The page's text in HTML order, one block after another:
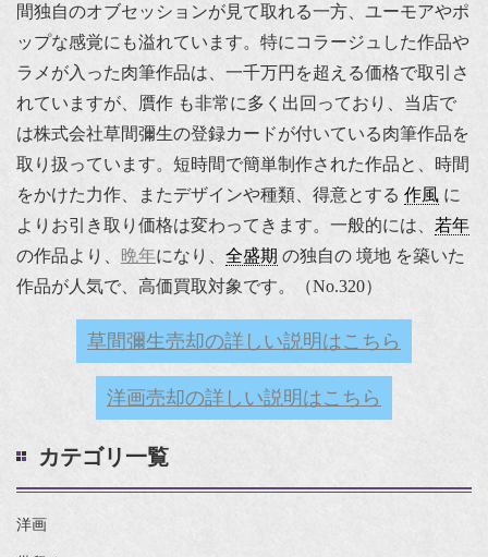
間独自のオブセッションが見て取れる一方、ユーモアやポ
ップな感覚にも溢れています。特にコラージュした作品や
ラメが入った肉筆作品は、一千万円を超える価格で取引さ
れていますが、贋作 も非常に多く出回っており、当店で
は株式会社草間彌生の登録カードが付いている肉筆作品を
取り扱っています。短時間で簡単制作された作品と、時間
をかけた力作、またデザインや種類、得意とする 作風 に
よりお引き取り価格は変わってきます。一般的には、 若年
の作品より、 晩年になり、 全盛期 の独自の 境地 を築いた
作品が人気で、高価買取対象です。（No.320）
草間彌生売却の詳しい説明はこちら
洋画売却の詳しい説明はこちら
カテゴリ一覧
洋画